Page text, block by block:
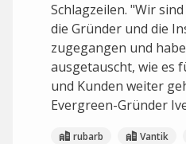
Schlagzeilen. "Wir
die Gründer und die
zugegangen und
ausgetauscht, wie es
und Kunden weiter
Evergreen-Gründer
rubarb Vantik